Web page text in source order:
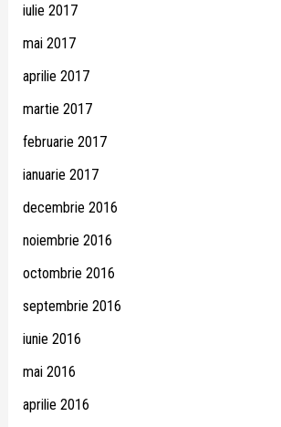
iulie 2017
mai 2017
aprilie 2017
martie 2017
februarie 2017
ianuarie 2017
decembrie 2016
noiembrie 2016
octombrie 2016
septembrie 2016
iunie 2016
mai 2016
aprilie 2016